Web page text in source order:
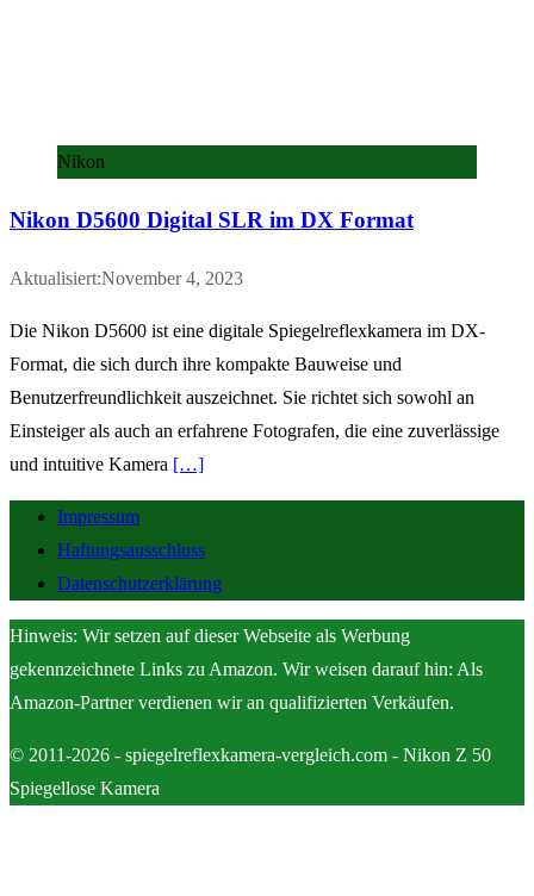
Nikon
Nikon D5600 Digital SLR im DX Format
Aktualisiert:November 4, 2023
Die Nikon D5600 ist eine digitale Spiegelreflexkamera im DX-
Format, die sich durch ihre kompakte Bauweise und
Benutzerfreundlichkeit auszeichnet. Sie richtet sich sowohl an
Einsteiger als auch an erfahrene Fotografen, die eine zuverlässige
und intuitive Kamera […]
Impressum
Haftungsausschluss
Datenschutzerklärung
Hinweis: Wir setzen auf dieser Webseite als Werbung
gekennzeichnete Links zu Amazon. Wir weisen darauf hin: Als
Amazon-Partner verdienen wir an qualifizierten Verkäufen.
© 2011-2026 - spiegelreflexkamera-vergleich.com - Nikon Z 50
Spiegellose Kamera